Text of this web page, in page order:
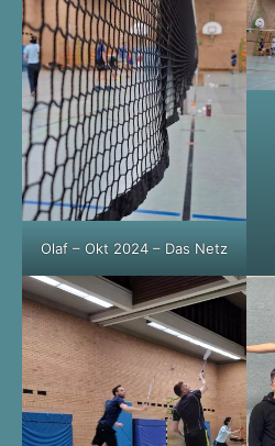
Olaf – Okt 2024 – Das Netz